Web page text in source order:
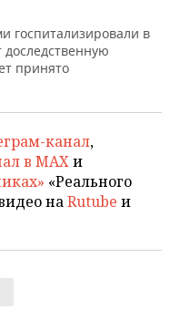
госпитализировали в
принято
канал,
в MAXи
«Реального
наRutube и